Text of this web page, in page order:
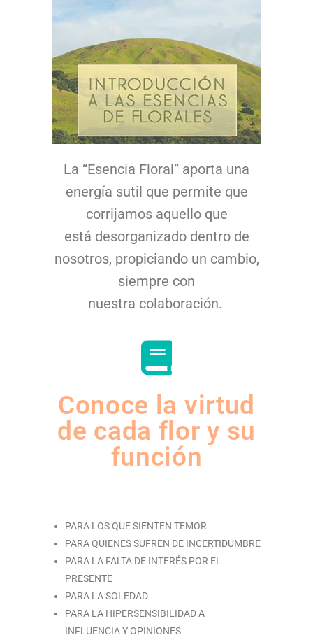
La “Esencia Floral” aporta una
energía sutil que permite que
corrijamos aquello que
está desorganizado dentro de
nosotros, propiciando un cambio,
siempre con
nuestra colaboración.
Conoce la virtud
de cada flor y su
función
PARA LOS QUE SIENTEN TEMOR
PARA QUIENES SUFREN DE INCERTIDUMBRE
PARA LA FALTA DE INTERÉS POR EL
PRESENTE
PARA LA SOLEDAD
PARA LA HIPERSENSIBILIDAD A
INFLUENCIA Y OPINIONES